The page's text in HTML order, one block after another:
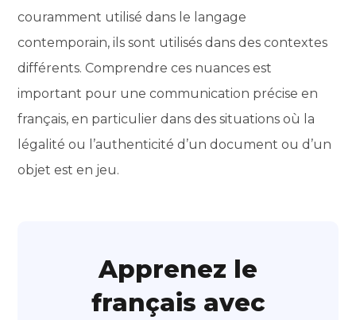
couramment utilisé dans le langage
contemporain, ils sont utilisés dans des contextes
différents. Comprendre ces nuances est
important pour une communication précise en
français, en particulier dans des situations où la
légalité ou l’authenticité d’un document ou d’un
objet est en jeu.
Apprenez le
français avec